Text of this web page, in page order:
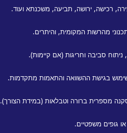
רכישה, ירושה, תביעה, משכנתא ועוד.
מהרשות המקומית, והיתרים.
סביבה וחריגות (אם קיימות).
בגישת ההשוואה והתאמות מתקדמות.
מספרית ברורה וטבלאות (במידת הצורך).
גופים משפטיים.